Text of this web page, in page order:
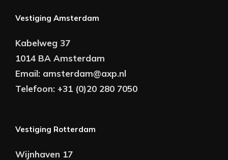
Vestiging Amsterdam
Kabelweg 37
1014 BA Amsterdam
Email: amsterdam@axp.nl
Telefoon: +31 (0)20 280 7050
Vestiging Rotterdam
Wijnhaven 17